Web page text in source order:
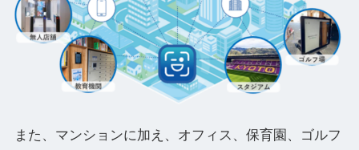
また、マンションに加え、オフィス、保育園、ゴルフ